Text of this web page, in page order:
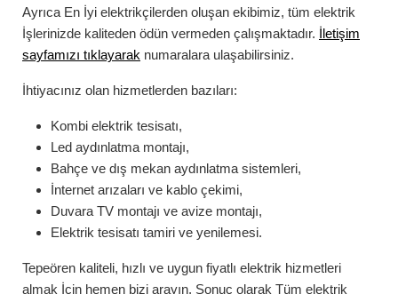
Ayrıca En İyi elektrikçilerden oluşan ekibimiz, tüm elektrik
İşlerinizde kaliteden ödün vermeden çalışmaktadır. İletişim
sayfamızı tıklayarak numaralara ulaşabilirsiniz.
İhtiyacınız olan hizmetlerden bazıları:
Kombi elektrik tesisatı,
Led aydınlatma montajı,
Bahçe ve dış mekan aydınlatma sistemleri,
İnternet arızaları ve kablo çekimi,
Duvara TV montajı ve avize montajı,
Elektrik tesisatı tamiri ve yenilemesi.
Tepeören kaliteli, hızlı ve uygun fiyatlı elektrik hizmetleri
almak İçin hemen bizi arayın. Sonuç olarak Tüm elektrik